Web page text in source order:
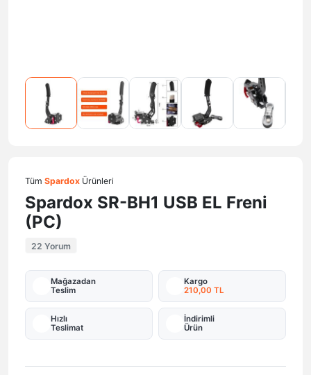
Tüm Spardox Ürünleri
Spardox SR-BH1 USB EL Freni
(PC)
22 Yorum
Mağazadan
Teslim
Kargo
210,00 TL
Hızlı
Teslimat
İndirimli
Ürün